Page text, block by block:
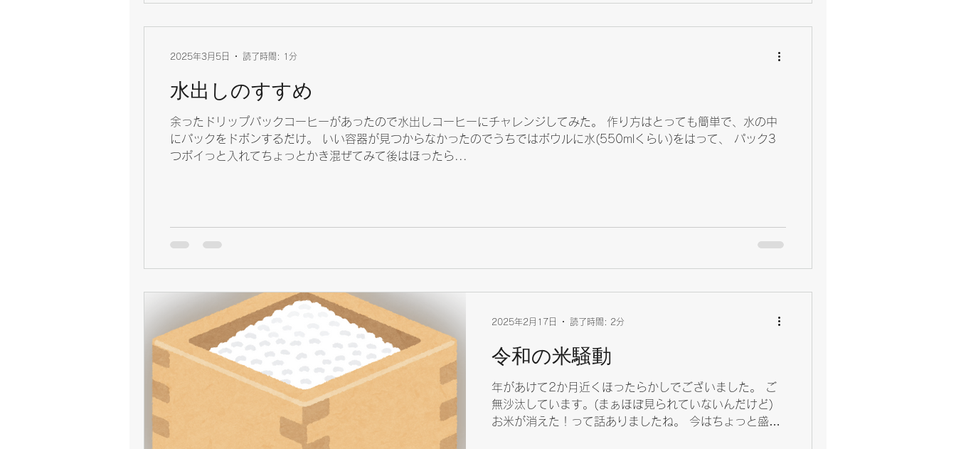
水出しのすすめ
余ったドリップパックコーヒーがあったので水出しコーヒーにチャレンジしてみた。 作り方はとっても簡単で、水の中
にパックをドボンするだけ。 いい容器が見つからなかったのでうちではボウルに水(550mlくらい)をはって、 パック3
つポイっと入れてちょっとかき混ぜてみて後はほったら...
2025年3月5日 読了時間: 1分
令和の米騒動
年があけて2か月近くほったらかしでございました。 ご
無沙汰しています。(まぁほぼ見られていないんだけど)
お米が消えた！って話ありましたね。 今はちょっと盛り
2025年2月17日 読了時間: 2分